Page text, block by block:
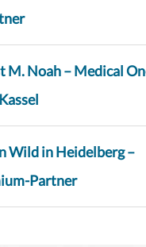
M. Noah – Medical
Wild in Heidelberg –
Partner